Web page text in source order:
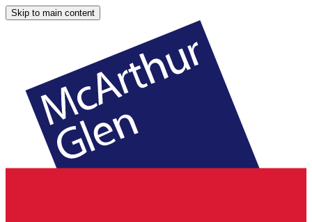
Skip to main content